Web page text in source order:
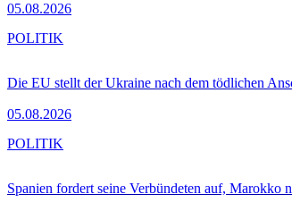
05.08.2026
Die EU stellt der Ukraine nach dem tödlichen
05.08.2026
POLITIK
Spanien fordert seine Verbündeten auf,
POLITIK